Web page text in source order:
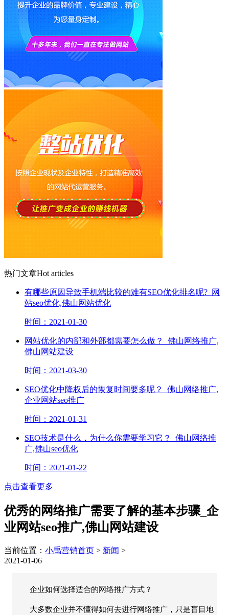
热门文章Hot articles
有哪些原因导致手机端比较的难有SEO优化排名呢?_网
站seo优化,佛山网站优化
时间：2021-01-30
网站优化的内部和外部都需要怎么做？_佛山网络推广,
佛山网站建设
时间：2021-03-30
SEO优化中降权后的恢复时间要多呢？_佛山网络推广,
企业网站seo推广
时间：2021-01-31
SEO技术是什么，为什么你需要学习它？_佛山网络推
广,佛山seo优化
时间：2021-01-22
点击查看更多
优秀的网络推广需要了解的基本步骤_企
业网站seo推广,佛山网站建设
当前位置： 小禹营销首页 > 新闻 >
2021-01-06
企业如何选择适合的网络推广方式？
大多数企业并不懂得如何去进行网络推广，只是盲目地